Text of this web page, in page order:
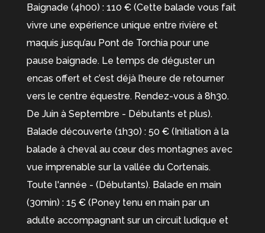
Baignade (4h00) : 110 € (Cette balade vous fait
vivre une expérience unique entre rivière et
maquis jusqu’au Pont de Torchia pour une
pause baignade. Le temps de déguster un
encas offert et c’est déjà l’heure de retourner
vers le centre équestre. Rendez-vous à 8h30.
De Juin à Septembre - Débutants et plus).
Balade découverte (1h30) : 50 € (Initiation à la
balade à cheval au cœur des montagnes avec
vue imprenable sur la vallée du Cortenais.
Toute l'année - (Débutants). Balade en main
(30min) : 15 € (Poney tenu en main par un
adulte accompagnant sur un circuit ludique et